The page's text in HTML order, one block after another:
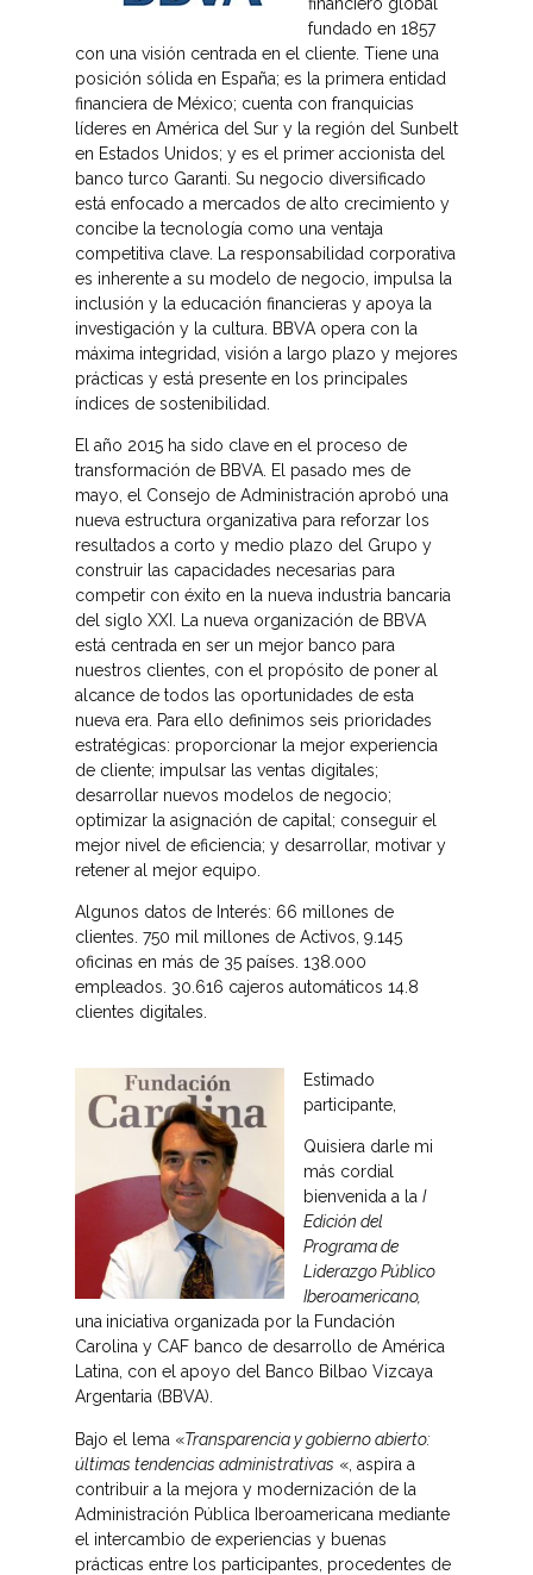
fundado en 1857
con una visión centrada en el cliente. Tiene una
posición sólida en España; es la primera entidad
financiera de México; cuenta con franquicias
líderes en América del Sur y la región del Sunbelt
en Estados Unidos; y es el primer accionista del
banco turco Garanti. Su negocio diversificado
está enfocado a mercados de alto crecimiento y
concibe la tecnología como una ventaja
competitiva clave. La responsabilidad corporativa
es inherente a su modelo de negocio, impulsa la
inclusión y la educación financieras y apoya la
investigación y la cultura. BBVA opera con la
máxima integridad, visión a largo plazo y mejores
prácticas y está presente en los principales
índices de sostenibilidad.
El año 2015 ha sido clave en el proceso de
transformación de BBVA. El pasado mes de
mayo, el Consejo de Administración aprobó una
nueva estructura organizativa para reforzar los
resultados a corto y medio plazo del Grupo y
construir las capacidades necesarias para
competir con éxito en la nueva industria bancaria
del siglo XXI. La nueva organización de BBVA
está centrada en ser un mejor banco para
nuestros clientes, con el propósito de poner al
alcance de todos las oportunidades de esta
nueva era. Para ello definimos seis prioridades
estratégicas: proporcionar la mejor experiencia
de cliente; impulsar las ventas digitales;
desarrollar nuevos modelos de negocio;
optimizar la asignación de capital; conseguir el
mejor nivel de eficiencia; y desarrollar, motivar y
retener al mejor equipo. ​
Algunos datos de Interés: 66 millones de
clientes. 750 mil millones de Activos, 9.145
oficinas en más de 35 países. 138.000
empleados. 30.616 cajeros automáticos 14.8
clientes digitales.
Estimado
participante,
Quisiera darle mi
más cordial
bienvenida a la I
Edición del
Programa de
Liderazgo Público
Iberoamericano,
una iniciativa organizada por la Fundación
Carolina y CAF banco de desarrollo de América
Latina, con el apoyo del Banco Bilbao Vizcaya
Argentaria (BBVA).
Bajo el lema «Transparencia y gobierno abierto:
últimas tendencias administrativas «, aspira a
contribuir a la mejora y modernización de la
Administración Pública Iberoamericana mediante
el intercambio de experiencias y buenas
prácticas entre los participantes, procedentes de